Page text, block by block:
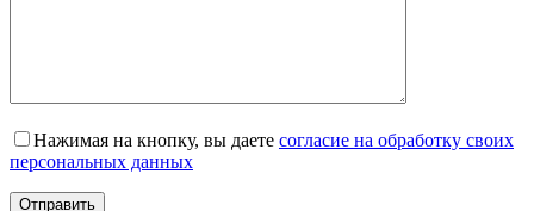
Нажимая на кнопку, вы даете согласие на обработку своих
персональных данных